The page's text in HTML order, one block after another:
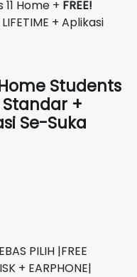
Home + FREE!
+ Aplikasi
Home Students
Standar +
Se-Suka
PILIH |FREE
+ EARPHONE|